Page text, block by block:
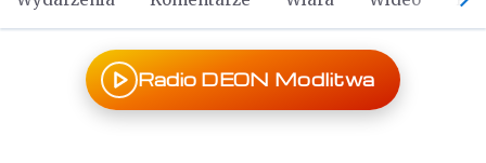
Radio DEON Modlitwa